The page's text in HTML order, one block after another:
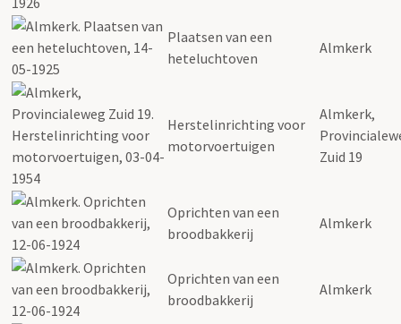
Plaatsen van een
heteluchtoven
Almkerk
Herstelinrichting voor
motorvoertuigen
Almkerk,
Zuid 19
Oprichten van een
broodbakkerij
Almkerk
Oprichten van een
broodbakkerij
Almkerk